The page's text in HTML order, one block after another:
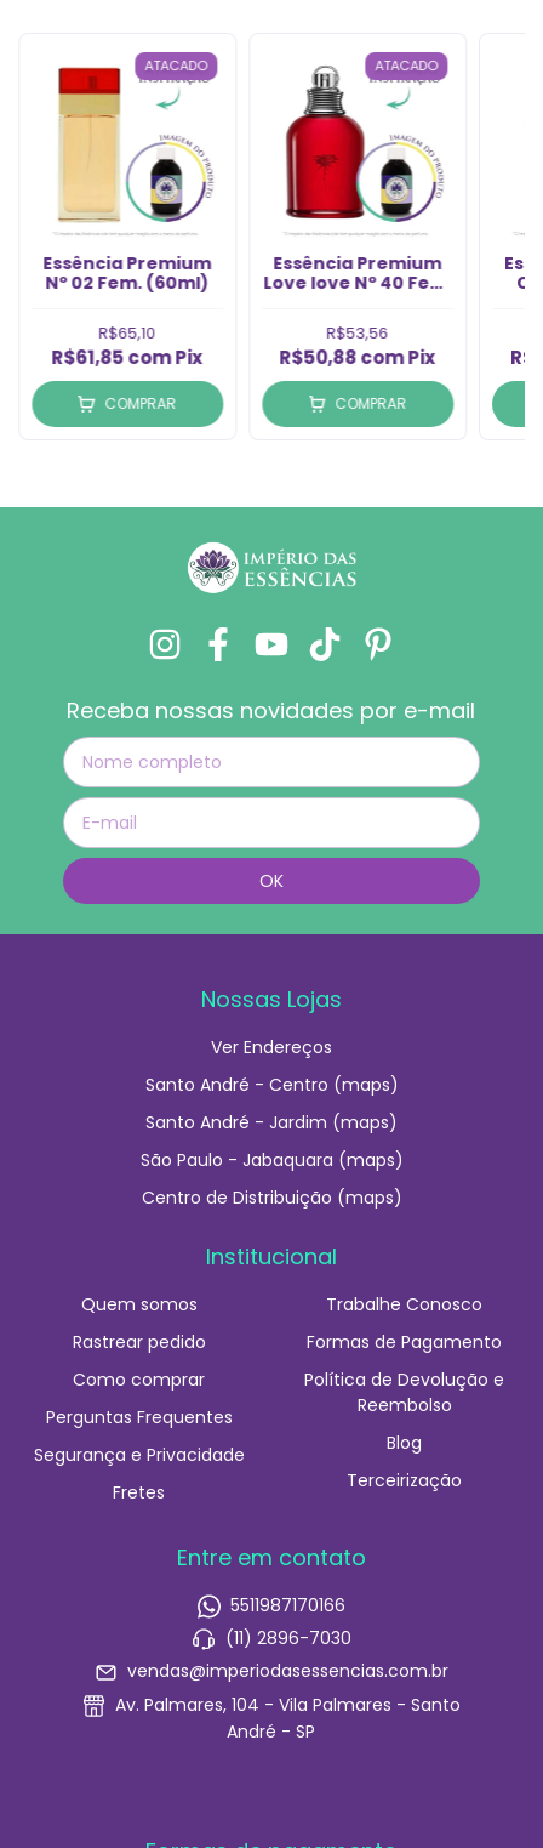
ATACADO
Essência Premium
Nº 02 Fem. (60ml)
R$65,10
R$61,85comPix
COMPRAR
ATACADO
Essência Premium
Love love Nº 40 Fem.
R$53,56
R$50,88comPix
COMPRAR
Receba nossas novidades por e-mail
Nossas Lojas
Ver Endereços
Santo André - Centro (maps)
Santo André - Jardim (maps)
São Paulo - Jabaquara (maps)
Centro de Distribuição (maps)
Institucional
Quem somos
Rastrear pedido
Como comprar
Perguntas Frequentes
Segurança e Privacidade
Fretes
Trabalhe Conosco
Formas de Pagamento
Política de Devolução e
Reembolso
Blog
Terceirização
Entre em contato
5511987170166
(11) 2896-7030
vendas@imperiodasessencias.com.br
Av. Palmares, 104 - Vila Palmares - Santo
André - SP